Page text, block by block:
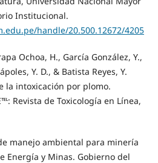
Institucional.
handle/20.500.12672/4205
Ochoa, H., García González, Y.,
Y. D., & Batista Reyes, Y.
la intoxicación por plomo.
Revista de Toxicología en Línea,
manejo ambiental para minería
Energía y Minas. Gobierno del